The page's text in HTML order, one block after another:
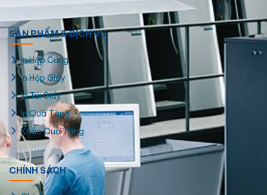
SẢN PHẨM & DỊCH VỤ
In Hộp Cứng
In Hộp Giấy
In Túi Giấy
In Quà Tặng
Khắc Quà Tặng
CHÍNH SÁCH